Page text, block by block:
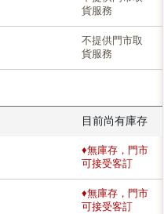
貨服務
不提供門市取
貨服務
目前尚有庫存
♦無庫存，門市
可接受客訂
♦無庫存，門市
可接受客訂